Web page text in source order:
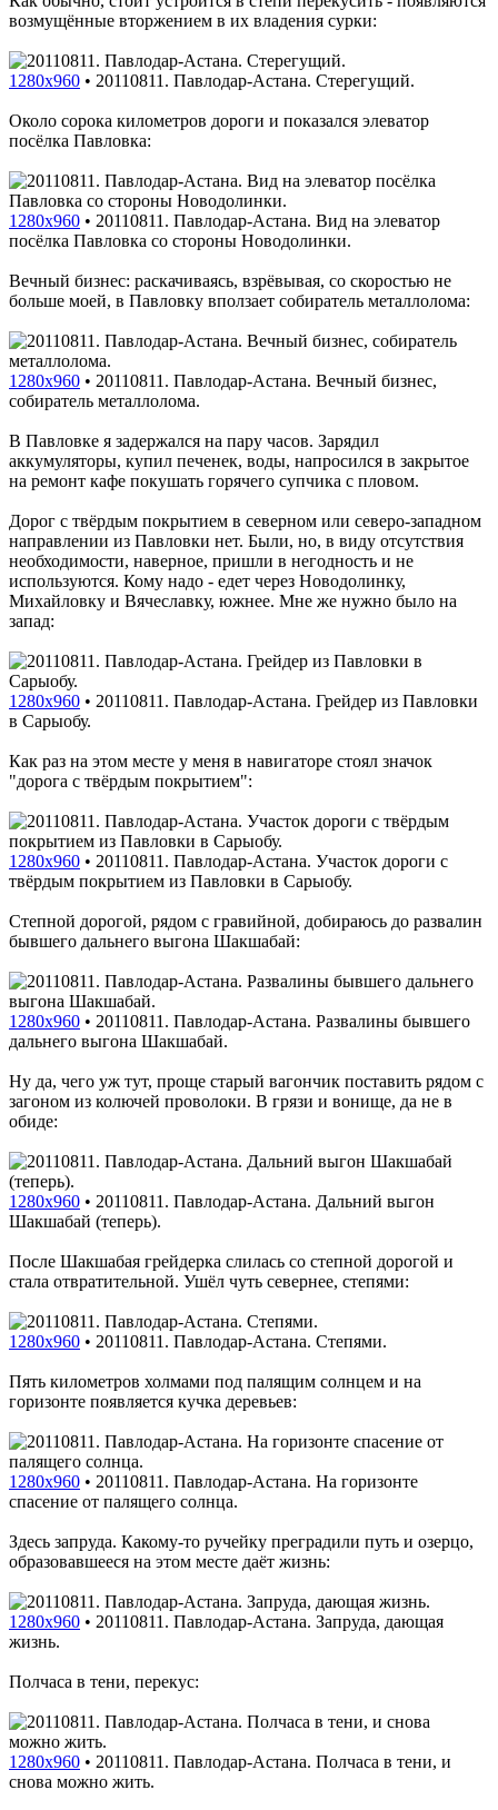
возмущённые вторжением в их владения сурки:
1280x960 • 20110811. Павлодар-Астана. Стерегущий.
Около сорока километров дороги и показался элеватор
посёлка Павловка:
1280x960 • 20110811. Павлодар-Астана. Вид на элеватор
посёлка Павловка со стороны Новодолинки.
Вечный бизнес: раскачиваясь, взрёвывая, со скоростью не
больше моей, в Павловку вползает собиратель металлолома:
1280x960 • 20110811. Павлодар-Астана. Вечный бизнес,
собиратель металлолома.
В Павловке я задержался на пару часов. Зарядил
аккумуляторы, купил печенек, воды, напросился в закрытое
на ремонт кафе покушать горячего супчика с пловом.
Дорог с твёрдым покрытием в северном или северо-западном
направлении из Павловки нет. Были, но, в виду отсутствия
необходимости, наверное, пришли в негодность и не
используются. Кому надо - едет через Новодолинку,
Михайловку и Вячеславку, южнее. Мне же нужно было на
запад:
1280x960 • 20110811. Павлодар-Астана. Грейдер из Павловки
в Сарыобу.
Как раз на этом месте у меня в навигаторе стоял значок
"дорога с твёрдым покрытием":
1280x960 • 20110811. Павлодар-Астана. Участок дороги с
твёрдым покрытием из Павловки в Сарыобу.
Степной дорогой, рядом с гравийной, добираюсь до развалин
бывшего дальнего выгона Шакшабай:
1280x960 • 20110811. Павлодар-Астана. Развалины бывшего
дальнего выгона Шакшабай.
Ну да, чего уж тут, проще старый вагончик поставить рядом с
загоном из колючей проволоки. В грязи и вонище, да не в
обиде:
1280x960 • 20110811. Павлодар-Астана. Дальний выгон
Шакшабай (теперь).
После Шакшабая грейдерка слилась со степной дорогой и
стала отвратительной. Ушёл чуть севернее, степями:
1280x960 • 20110811. Павлодар-Астана. Степями.
Пять километров холмами под палящим солнцем и на
горизонте появляется кучка деревьев:
1280x960 • 20110811. Павлодар-Астана. На горизонте
спасение от палящего солнца.
Здесь запруда. Какому-то ручейку преградили путь и озерцо,
образовавшееся на этом месте даёт жизнь:
1280x960 • 20110811. Павлодар-Астана. Запруда, дающая
жизнь.
Полчаса в тени, перекус:
1280x960 • 20110811. Павлодар-Астана. Полчаса в тени, и
снова можно жить.